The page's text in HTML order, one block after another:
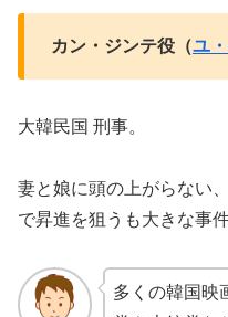
カン・ジンテ役（ユ
大韓民国 刑事。
妻と娘に頭の上がらない
で昇進を狙うも大きな事
多くの韓国映